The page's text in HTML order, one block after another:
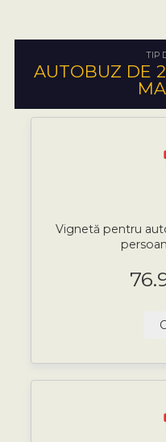
TIP
AUTOBUZ DE
Vignetă pentru